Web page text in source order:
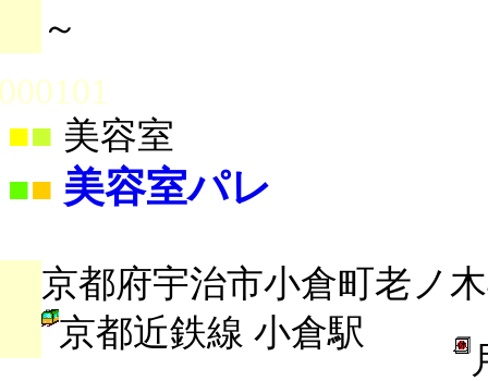
～
■ 美容室
■■ 美容室パレ
京都府宇治市小倉町老ノ
京都近鉄線 小倉駅